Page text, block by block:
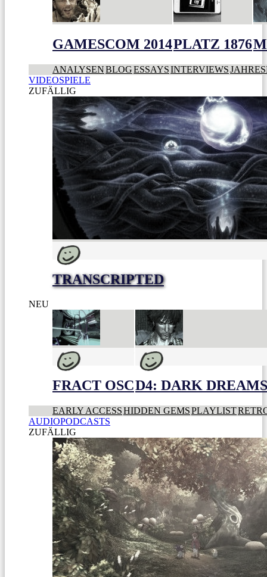
GAMESCOM 2014PLATZ 1876
ANALYSENBLOGESSAYSINTERVIEWS
VIDEOSPIELE
ZUFÄLLIG
TRANSCRIPTED
NEU
FRACT OSCD4: DARK
EARLY ACCESSHIDDEN GEMSPLAYLIST
AUDIOPODCASTS
ZUFÄLLIG